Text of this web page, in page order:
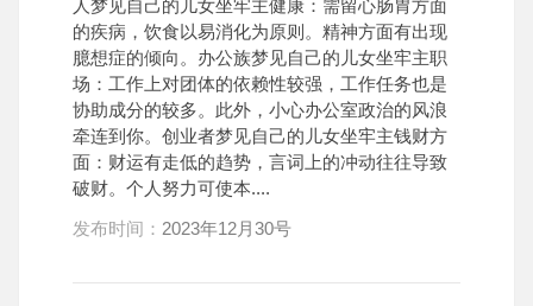
人梦见自己的儿女坐牢主健康：需留心肠胃方面
的疾病，饮食以易消化为原则。精神方面有出现
臆想症的倾向。办公族梦见自己的儿女坐牢主职
场：工作上对团体的依赖性较强，工作任务也是
协助成分的较多。此外，小心办公室政治的风浪
牵连到你。创业者梦见自己的儿女坐牢主钱财方
面：财运有走低的趋势，言词上的冲动往往导致
破财。个人努力可使本....
发布时间： 2023年12月30号